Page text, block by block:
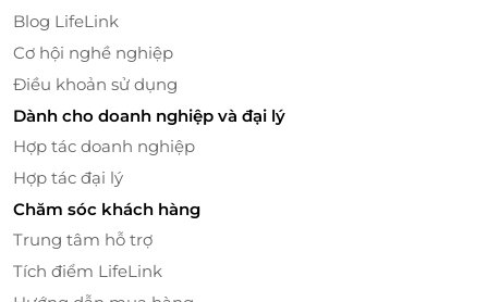
Blog LifeLink
Cơ hội nghề nghiệp
Điều khoản sử dụng
Dành cho doanh nghiệp và đại lý
Hợp tác doanh nghiệp
Hợp tác đại lý
Chăm sóc khách hàng
Trung tâm hỗ trợ
Tích điểm LifeLink